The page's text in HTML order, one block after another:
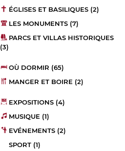
ÉGLISES ET BASILIQUES (2)
LES MONUMENTS (7)
PARCS ET VILLAS HISTORIQUES
(3)
OÙ DORMIR (65)
MANGER ET BOIRE (2)
EXPOSITIONS (4)
MUSIQUE (1)
EVÉNEMENTS (2)
SPORT (1)